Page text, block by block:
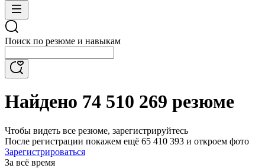
Поиск по резюме и навыкам
Найдено 74 510 269 резюме
Чтобы видеть все резюме, зарегистрируйтесь
После регистрации покажем ещё 65 410 393 и откроем фото
Зарегистрироваться
За всё время